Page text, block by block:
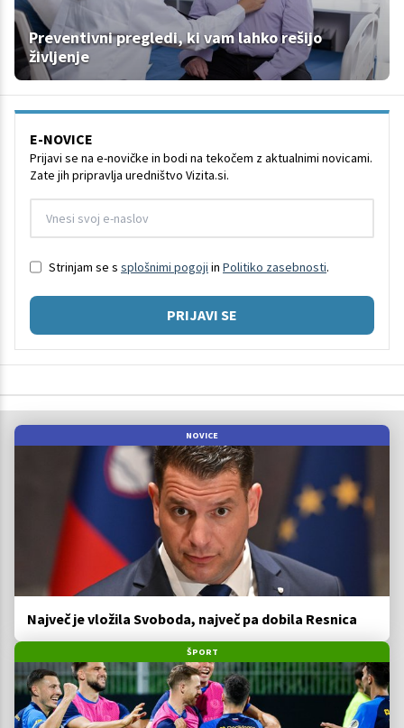
Preventivni pregledi, ki vam lahko rešijo
življenje
E-NOVICE
Prijavi se na e-novičke in bodi na tekočem z aktualnimi novicami.
Zate jih pripravlja uredništvo Vizita.si.
Strinjam se s splošnimi pogoji in Politiko zasebnosti.
PRIJAVI SE
NOVICE
Največ je vložila Svoboda, največ pa dobila Resnica
ŠPORT